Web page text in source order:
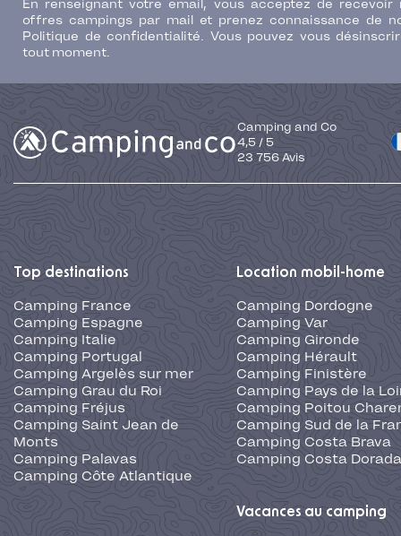
En renseignant votre email, vous acceptez de recevoir
offres campings par mail et prenez connaissance de
Politique de confidentialité. Vous pouvez vous
tout moment.
Camping and Co
4,5 / 5
23 756Avis
Top destinations
Camping France
Camping Espagne
Camping Italie
Camping Portugal
Camping Argelès sur mer
Camping Grau du Roi
Camping Fréjus
Camping Saint Jean de
Monts
Camping Palavas
Camping Côte Atlantique
Location mobil-home
Camping Dordogne
Camping Var
Camping Gironde
Camping Hérault
Camping Finistère
Camping Pays de la
Camping Poitou
Camping Sud de la
Camping Costa Brava
Camping Costa Dorada
Vacances au camping